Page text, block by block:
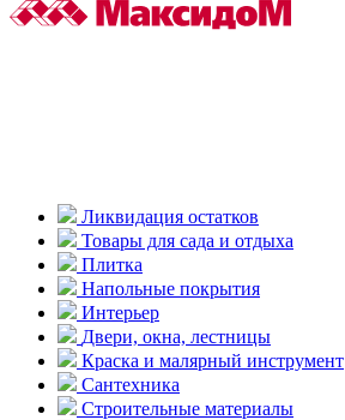
Ликвидация остатков
Товары для сада и отдыха
Плитка
Напольные покрытия
Интерьер
Двери, окна, лестницы
Краска и малярный инструмент
Сантехника
Строительные материалы